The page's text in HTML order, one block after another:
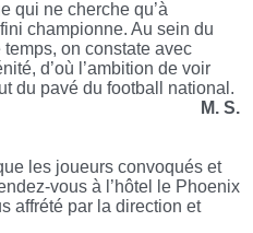
qui ne cherche qu’à
championne. Au sein du
on constate avec
d’où l’ambition de voir
du pavé du football national.
M. S.
les joueurs convoqués et
vous à l’hôtel le Phoenix
affrété par la direction et